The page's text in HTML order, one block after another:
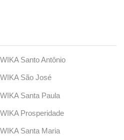
Santo Antônio
São José
Santa Paula
Prosperidade
Santa Maria